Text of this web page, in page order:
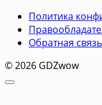
Политика
Обратная связь
© 2026 GDZwow